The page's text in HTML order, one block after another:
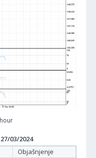
03/2024
Objašnjenje